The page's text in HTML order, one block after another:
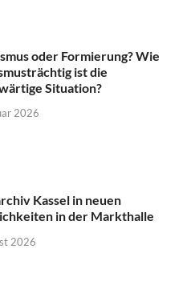
oder Formierung? Wie
ist die
Situation?
2026
Kassel in neuen
in der Markthalle
2026